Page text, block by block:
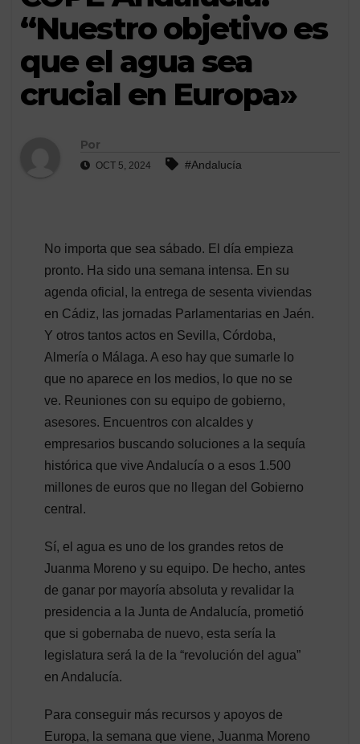
“Nuestro objetivo es
que el agua sea
crucial en Europa»
Por
OCT 5, 2024 #Andalucía
No importa que sea sábado. El día empieza
pronto. Ha sido una semana intensa. En su
agenda oficial, la entrega de sesenta viviendas
en Cádiz, las jornadas Parlamentarias en Jaén.
Y otros tantos actos en Sevilla, Córdoba,
Almería o Málaga. A eso hay que sumarle lo
que no aparece en los medios, lo que no se
ve. Reuniones con su equipo de gobierno,
asesores. Encuentros con alcaldes y
empresarios buscando soluciones a la sequía
histórica que vive Andalucía o a esos 1.500
millones de euros que no llegan del Gobierno
central.
Sí, el agua es uno de los grandes retos de
Juanma Moreno y su equipo. De hecho, antes
de ganar por mayoría absoluta y revalidar la
presidencia a la Junta de Andalucía, prometió
que si gobernaba de nuevo, esta sería la
legislatura será la de la “revolución del agua”
en Andalucía.
Para conseguir más recursos y apoyos de
Europa, la semana que viene, Juanma Moreno